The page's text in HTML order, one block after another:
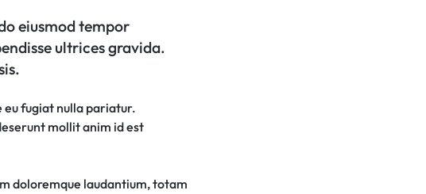
eiusmod tempor
ultrices gravida.
eu fugiat nulla pariatur.
mollit anim id est
doloremque laudantium, totam